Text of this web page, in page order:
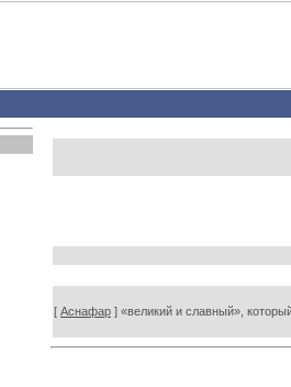
[ Аснафар ] «великий и славный»,